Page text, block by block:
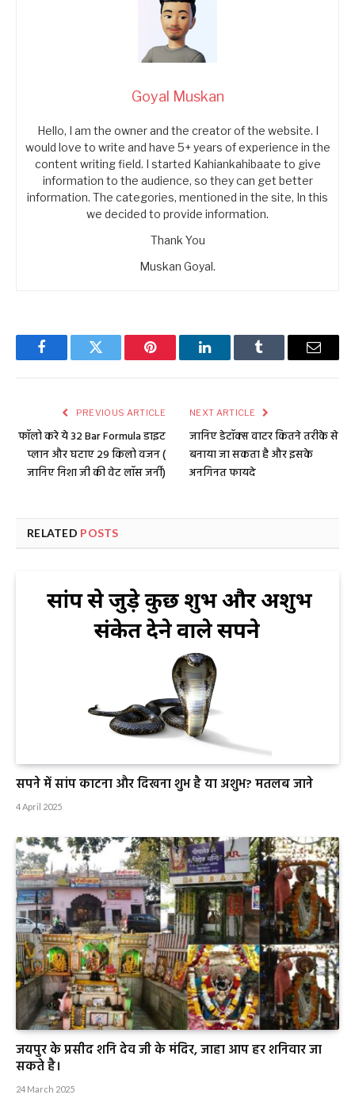
Goyal Muskan
Hello, I am the owner and the creator of the website. I
would love to write and have 5+ years of experience in the
content writing field. I started Kahiankahibaate to give
information to the audience, so they can get better
information. The categories, mentioned in the site, In this
we decided to provide information.
Thank You
Muskan Goyal.
FacebookTwitter Pinterest LinkedInTumblr Email
PREVIOUS ARTICLE
फॉलो करे ये 32 Bar Formula डाइट
प्लान और घटाए 29 किलो वजन (
जानिए निशा जी की वेट लॉस जर्नी)
NEXT ARTICLE
जानिए डेटॉक्स वाटर कितने तरीके से
बनाया जा सकता है और इसके
अनगिनत फायदे
RELATED POSTS
सपने में सांप काटना और दिखना शुभ है या अशुभ? मतलब जाने
4 April 2025
जयपुर के प्रसीद शनि देव जी के मंदिर, जाहा आप हर शनिवार जा
सकते है।
24 March 2025